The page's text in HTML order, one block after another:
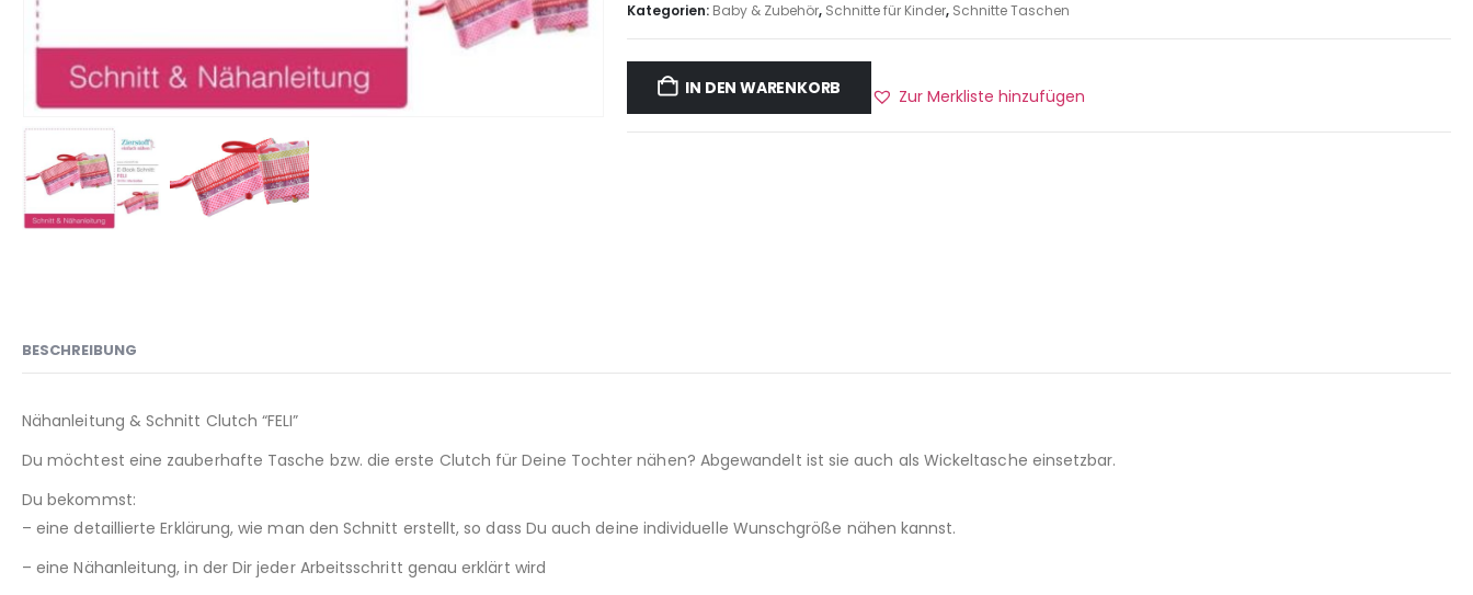
Kategorien: Baby & Zubehör, Schnitte für Kinder, Schnitte Taschen
IN DEN WARENKORB Zur Merkliste hinzufügen
BESCHREIBUNG
Nähanleitung & Schnitt Clutch “FELI”
Du möchtest eine zauberhafte Tasche bzw. die erste Clutch für Deine Tochter nähen? Abgewandelt ist sie auch als Wickeltasche einsetzbar.
Du bekommst:
– eine detaillierte Erklärung, wie man den Schnitt erstellt, so dass Du auch deine individuelle Wunschgröße nähen kannst.
– eine Nähanleitung, in der Dir jeder Arbeitsschritt genau erklärt wird